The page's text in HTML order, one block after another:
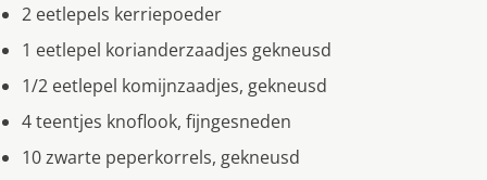
2 eetlepels kerriepoeder
1 eetlepel korianderzaadjes gekneusd
1/2 eetlepel komijnzaadjes, gekneusd
4 teentjes knoflook, fijngesneden
10 zwarte peperkorrels, gekneusd